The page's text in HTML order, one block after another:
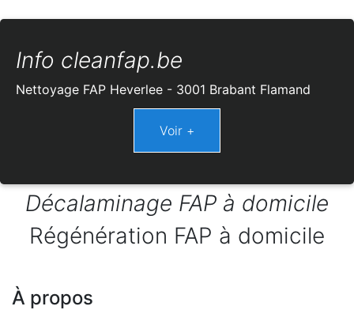
Info cleanfap.be
Nettoyage FAP Heverlee - 3001 Brabant Flamand
Décalaminage FAP à domicile
Régénération FAP à domicile
À propos